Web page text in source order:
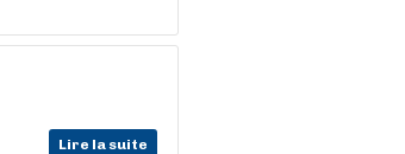
Lire la suite